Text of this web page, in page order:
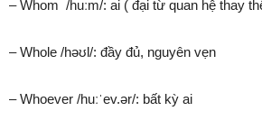
– Whom /huːm/: ai ( đại từ quan hệ thay
– Whole /həʊl/: đầy đủ, nguyên vẹn
– Whoever /huːˈev.ər/: bất kỳ ai